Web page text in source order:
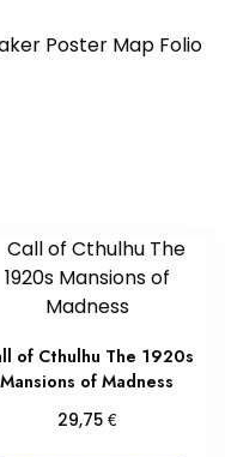
Poster Map Folio
of Cthulhu The 1920s
Mansions of Madness
29,75 €